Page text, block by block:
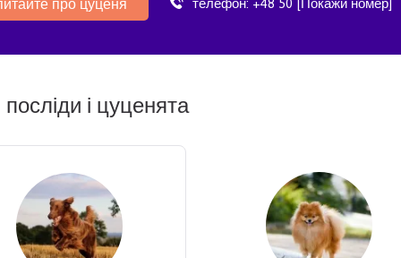
про цуценя
і цуценята